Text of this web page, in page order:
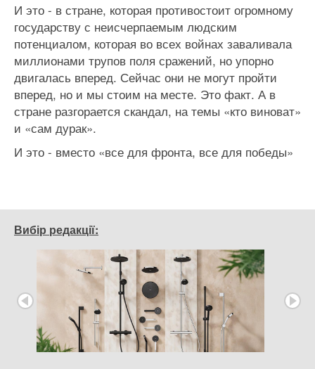
И это - в стране, которая противостоит огромному
государству с неисчерпаемым людским
потенциалом, которая во всех войнах заваливала
миллионами трупов поля сражений, но упорно
двигалась вперед. Сейчас они не могут пройти
вперед, но и мы стоим на месте. Это факт. А в
стране разгорается скандал, на темы «кто виноват»
и «сам дурак».
И это - вместо «все для фронта, все для победы»
Вибір редакції: